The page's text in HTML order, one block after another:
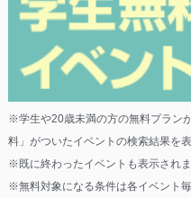
※学生や20歳未満の方の無料プラン
料」がついたイベントの検索結果を表
※既に終わったイベントも表示されま
※無料対象になる条件は各イベント